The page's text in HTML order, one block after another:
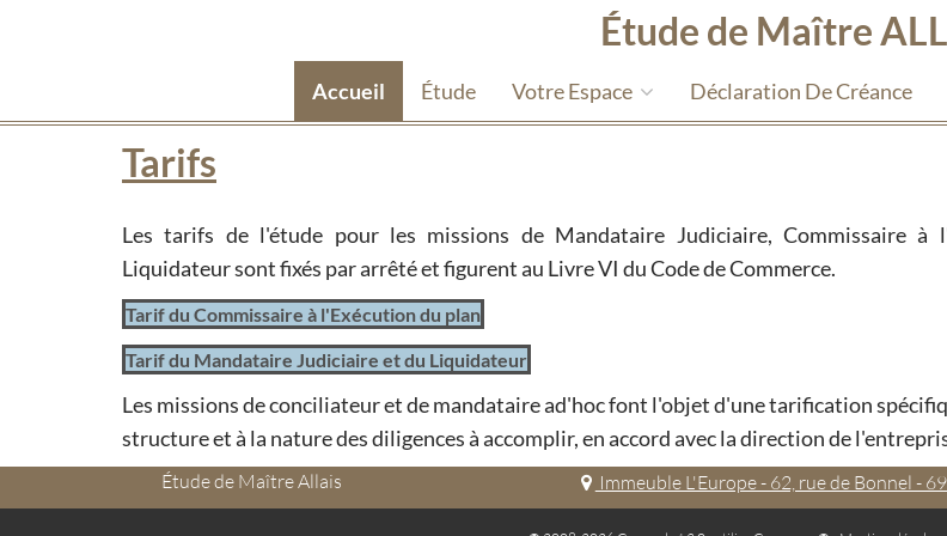
Étude de Maître
Accueil Étude Votre Espace Déclaration De Créance
Tarifs
Les tarifs de l'étude pour les missions de Mandataire Judiciaire, Commissaire à
Liquidateur sont fixés par arrêté et figurent au Livre VI du Code de Commerce.
Tarif du Commissaire à l'Exécution du plan
Tarif du Mandataire Judiciaire et du Liquidateur
Les missions de conciliateur et de mandataire ad'hoc font l'objet d'une tarification
structure et à la nature des diligences à accomplir, en accord avec la direction de
Étude de Maître Allais Immeuble L'Europe - 62, rue de Bonnel -